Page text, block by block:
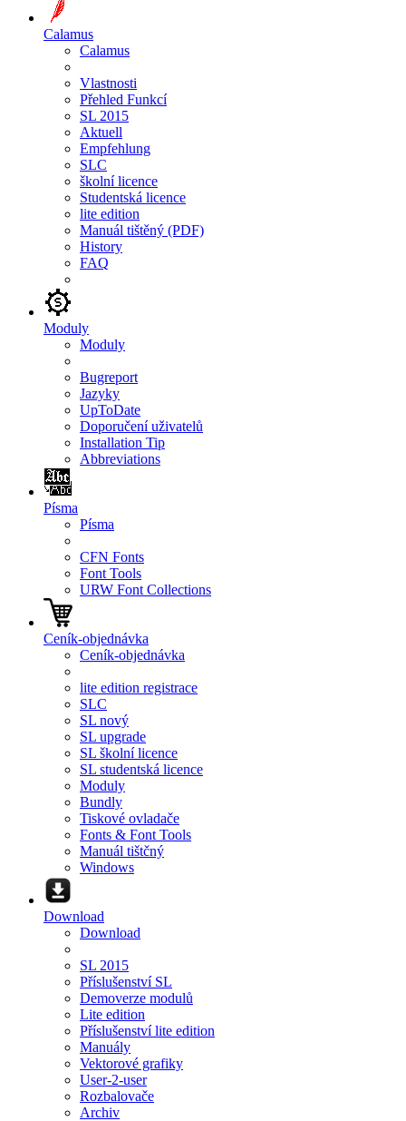
Calamus
Calamus
Vlastnosti
Přehled Funkcí
SL 2015
Aktuell
Empfehlung
SLC
školní licence
Studentská licence
lite edition
Manuál tištěný (PDF)
History
FAQ
Moduly
Moduly
Bugreport
Jazyky
UpToDate
Doporučení uživatelů
Installation Tip
Abbreviations
Písma
Písma
CFN Fonts
Font Tools
URW Font Collections
Ceník-objednávka
Ceník-objednávka
lite edition registrace
SLC
SL nový
SL upgrade
SL školní licence
SL studentská licence
Moduly
Bundly
Tiskové ovladače
Fonts & Font Tools
Manuál tištčný
Windows
Download
Download
SL 2015
Příslušenství SL
Demoverze modulů
Lite edition
Příslušenství lite edition
Manuály
Vektorové grafiky
User-2-user
Rozbalovače
Archiv